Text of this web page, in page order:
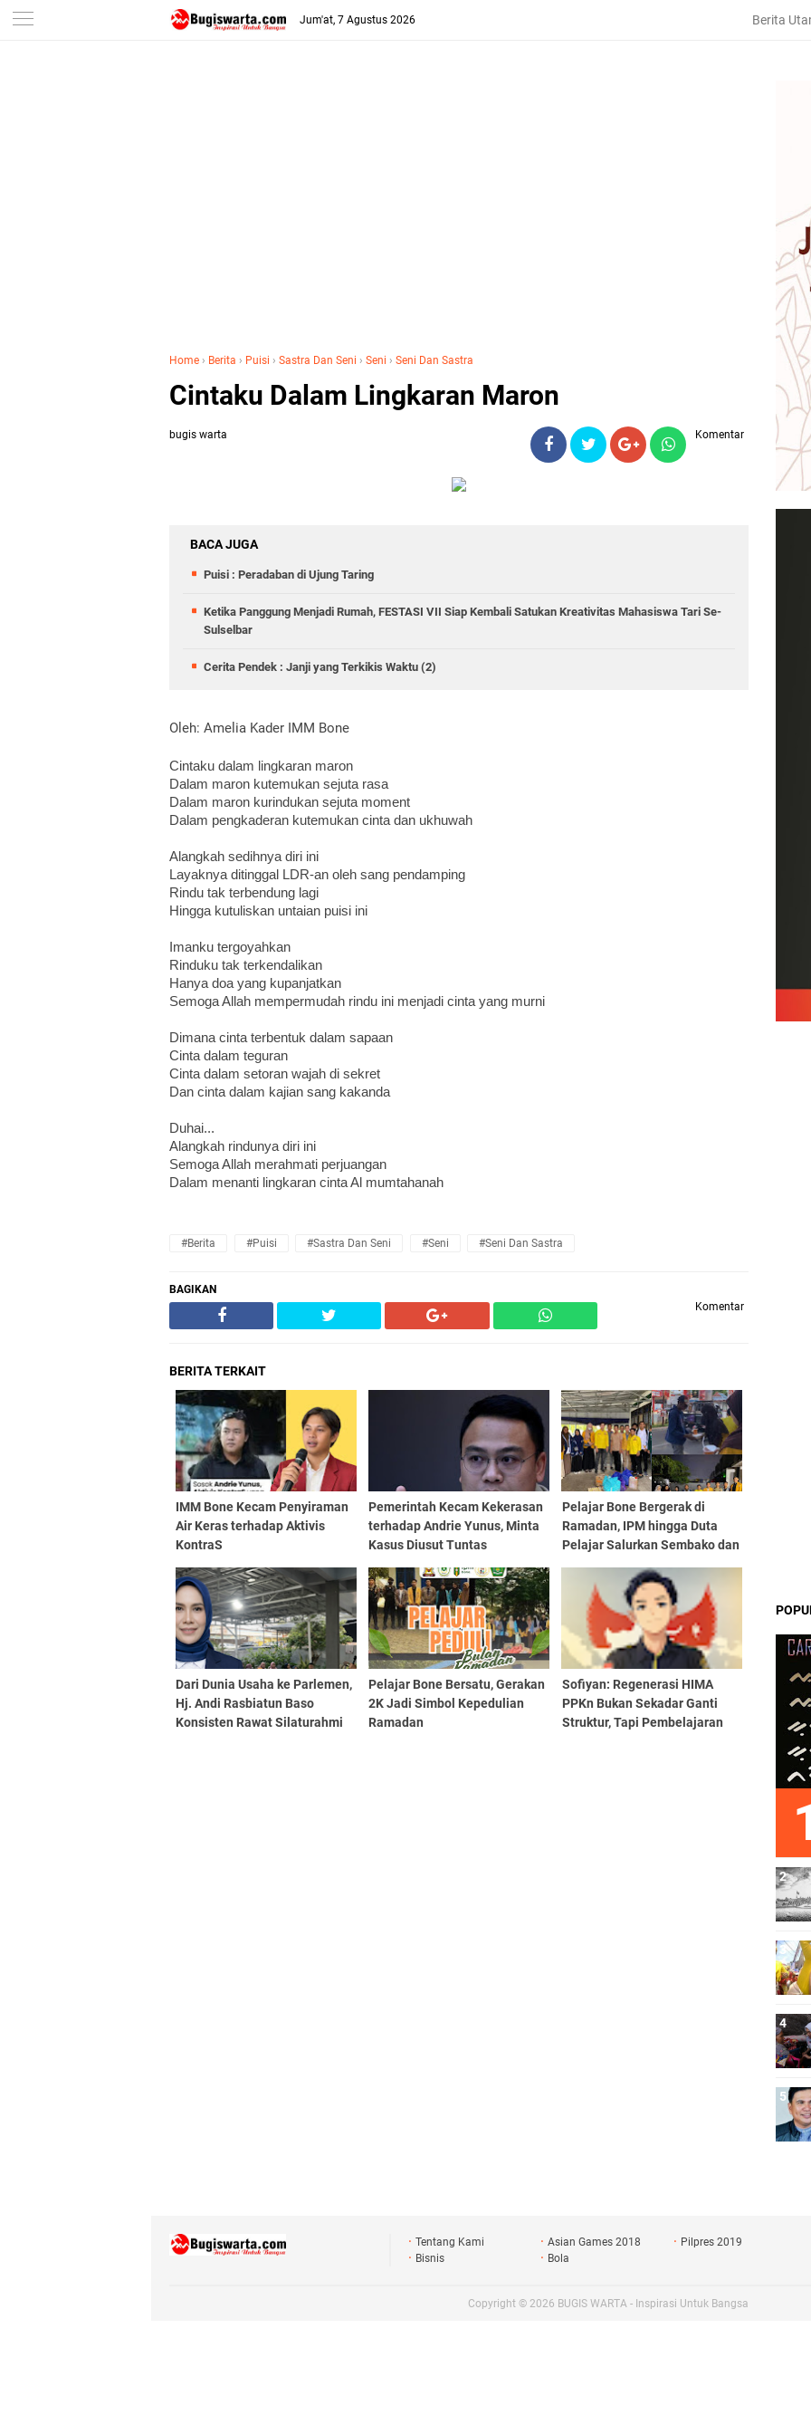
-->
Jum'at, 7 Agustus 2026 Berita
Home › Berita › Puisi › Sastra Dan Seni › Seni › Seni Dan Sastra
Cintaku Dalam Lingkaran Maron
bugis warta Komentar
BACA JUGA
Puisi : Peradaban di Ujung Taring
Ketika Panggung Menjadi Rumah, FESTASI VII Siap Kembali Satukan Kreativitas Mahasiswa Tari Se-
Sulselbar
Cerita Pendek : Janji yang Terkikis Waktu (2)
Oleh: Amelia Kader IMM Bone
Cintaku dalam lingkaran maron
Dalam maron kutemukan sejuta rasa
Dalam maron kurindukan sejuta moment
Dalam pengkaderan kutemukan cinta dan ukhuwah
Alangkah sedihnya diri ini
Layaknya ditinggal LDR-an oleh sang pendamping
Rindu tak terbendung lagi
Hingga kutuliskan untaian puisi ini
Imanku tergoyahkan
Rinduku tak terkendalikan
Hanya doa yang kupanjatkan
Semoga Allah mempermudah rindu ini menjadi cinta yang murni
Dimana cinta terbentuk dalam sapaan
Cinta dalam teguran
Cinta dalam setoran wajah di sekret
Dan cinta dalam kajian sang kakanda
Duhai...
Alangkah rindunya diri ini
Semoga Allah merahmati perjuangan
Dalam menanti lingkaran cinta Al mumtahanah
#Berita #Puisi #Sastra Dan Seni #Seni #Seni Dan Sastra
BAGIKAN
Komentar
BERITA TERKAIT
IMM Bone Kecam Penyiraman
Air Keras terhadap Aktivis
KontraS
Pemerintah Kecam Kekerasan
terhadap Andrie Yunus, Minta
Kasus Diusut Tuntas
Pelajar Bone Bergerak di
Ramadan, IPM hingga Duta
Pelajar Salurkan Sembako dan
Dari Dunia Usaha ke Parlemen,
Hj. Andi Rasbiatun Baso
Konsisten Rawat Silaturahmi
Pelajar Bone Bersatu, Gerakan
2K Jadi Simbol Kepedulian
Ramadan
Sofiyan: Regenerasi HIMA
PPKn Bukan Sekadar Ganti
Struktur, Tapi Pembelajaran
Tentang Kami Asian Games 2018
Pilpres 2019
Bisnis
Bola
Copyright © 2026 BUGIS WARTA - Inspirasi Untuk Bangsa